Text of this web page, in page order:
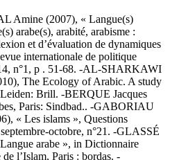
Amine (2007), « Langue(s)
arabe(s), arabité, arabisme :
et d’évaluation de dynamiques
internationale de politique
n°1, p . 51-68. -AL-SHARKAWI
The Ecology of Arabic. A study
Brill. -BERQUE Jacques
Paris: Sindbad.. -GABORIAU
« Les islams », Questions
octobre, n°21. -GLASSÉ
arabe », in Dictionnaire
l’Islam, Paris : bordas. -